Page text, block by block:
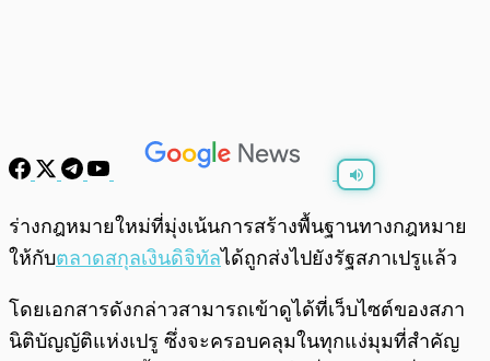
ร่างกฎหมายใหม่ที่มุ่งเน้นการสร้างพื้นฐานทางกฎหมาย
ให้กับตลาดสกุลเงินดิจิทัลได้ถูกส่งไปยังรัฐสภาเปรูแล้ว
โดยเอกสารดังกล่าวสามารถเข้าดูได้ที่เว็บไซต์ของสภา
นิติบัญญัติแห่งเปรู ซึ่งจะครอบคลุมในทุกแง่มุมที่สำคัญ